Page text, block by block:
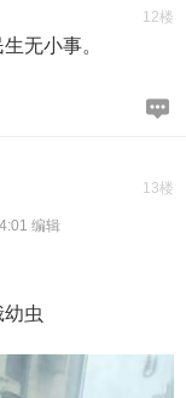
12楼
无小事。
13楼
编辑
虫